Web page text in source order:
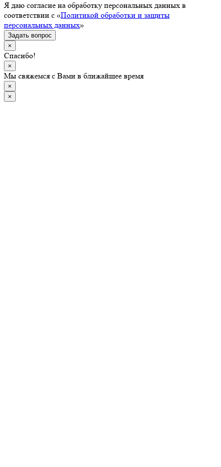
Я даю согласие на обработку персональных данных в
соответствии с «Политикой обработки и защиты
персональных данных»
Задать вопрос
×
Спасибо!
×
Мы свяжемся с Вами в ближайшее время
×
×